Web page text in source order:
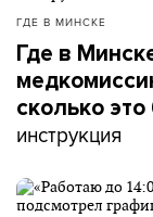
ГДЕ В МИНСКЕ
Где в
сколько это
инструкция